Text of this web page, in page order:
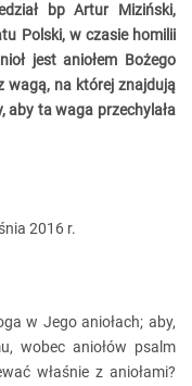
bp Artur Miziński,
Polski, w czasie homilii
jest aniołem Bożego
wagą, na której znajdują
aby ta waga przechylała
2016 r.
w Jego aniołach; aby,
wobec aniołów psalm
właśnie z aniołami?